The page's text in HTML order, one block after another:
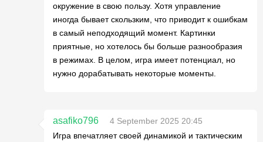
окружение в свою пользу. Хотя управление
иногда бывает скользким, что приводит к ошибкам
в самый неподходящий момент. Картинки
приятные, но хотелось бы больше разнообразия
в режимах. В целом, игра имеет потенциал, но
нужно дорабатывать некоторые моменты.
asafiko796
4 September 2025 20:45
Игра впечатляет своей динамикой и тактическим